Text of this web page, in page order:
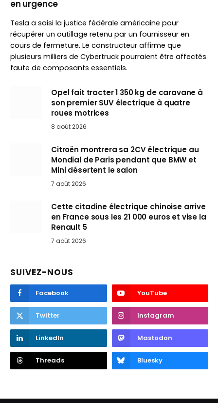
en urgence
Tesla a saisi la justice fédérale américaine pour
récupérer un outillage retenu par un fournisseur en
cours de fermeture. Le constructeur affirme que
plusieurs milliers de Cybertruck pourraient être affectés
faute de composants essentiels.
Opel fait tracter 1 350 kg de caravane à
son premier SUV électrique à quatre
roues motrices
8 août 2026
Citroën montrera sa 2CV électrique au
Mondial de Paris pendant que BMW et
Mini désertent le salon
7 août 2026
Cette citadine électrique chinoise arrive
en France sous les 21 000 euros et vise la
Renault 5
7 août 2026
SUIVEZ-NOUS
Facebook YouTube
Twitter Instagram
LinkedIn Mastodon
Threads Bluesky